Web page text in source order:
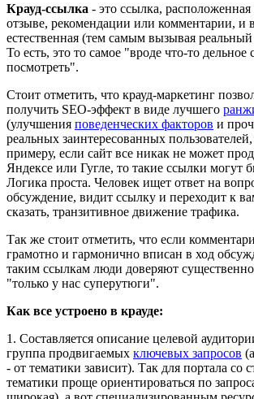
Крауд-ссылка - это ссылка,
отзыве, рекомендации или комментарии, и
естественная (тем самым вызывая
То есть, это то самое "вроде что-то
посмотреть".
Стоит отметить, что крауд-маркетинг
получить SEO-эффект в виде лучшего
(улучшения поведенческих факторов и
реальных заинтересованных
примеру, если сайт все никак не может
Яндексе или Гугле, то такие ссылки могут
Логика проста. Человек ищет ответ на
обсуждение, видит ссылку и переходит к
сказать, транзитивное движение трафика.
Так же стоит отметить, что если
грамотно и гармонично вписан в ход
таким ссылкам люди доверяют
"только у нас суперутюги".
Как все устроено в крауде:
1. Составляется описание целевой
группа продвигаемых ключевых запросов
- от тематики зависит). Так для портала со
тематики проще ориентироваться по